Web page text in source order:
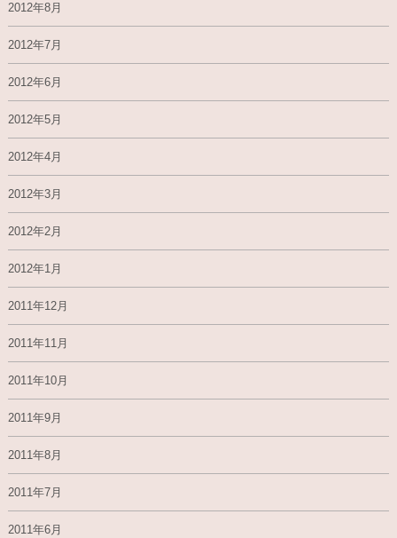
2012年8月
2012年7月
2012年6月
2012年5月
2012年4月
2012年3月
2012年2月
2012年1月
2011年12月
2011年11月
2011年10月
2011年9月
2011年8月
2011年7月
2011年6月